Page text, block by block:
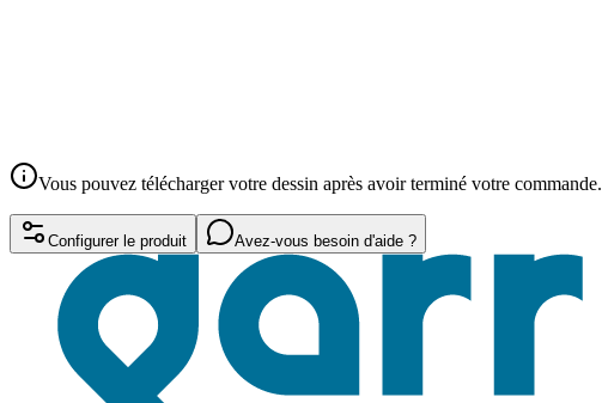
Vous pouvez télécharger votre dessin après avoir terminé votre commande.
Configurer le produit Avez-vous besoin d'aide ?